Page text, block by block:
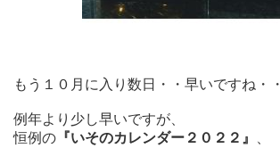
もう１０月に入り数日・・早いですね・・
例年より少し早いですが、
恒例の 『いそのカレンダー２０２２ 』